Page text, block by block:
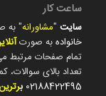
ساعت کار
سایت"مشاورانه" به صورت 24
خانوادهبه صورت
تمام صفحات مرتبط
تعداد بالای
02188422495 ب